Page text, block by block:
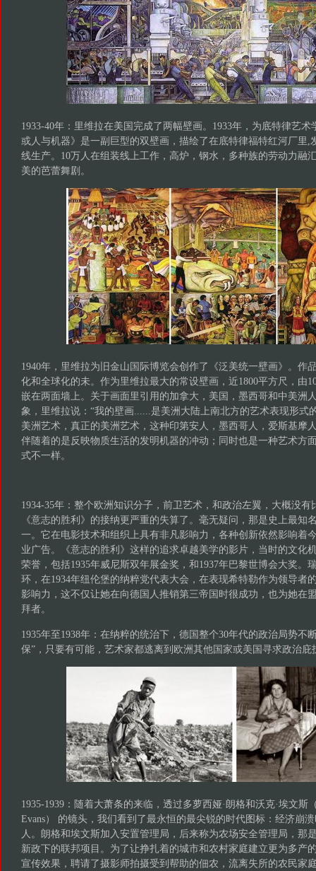
1933-40年：里维拉在美国完成了两幅壁画。1933年，为底特律艺
或人与机器》是一副巨型的双壁画，描绘了在底特律福特红河厂里,
线生产。10万人在组装线上工作，高炉，钢水，多种族的劳动力融
美的芭蕾舞剧。
1940年，里维拉为旧金山国际博览会创作了《泛美统一壁画》。作
化和全球化的未。作为里维拉最大的常设壁画，近1800平方尺，由
嵌在两面墙上。关于画面里引用的加拿大，美国，墨西哥和中美洲
象，里维拉说：“我的壁画......是美洲大陆上南北方的艺术表现形式
美洲艺术，真正的美洲艺术，这种印第安人，墨西哥人，爱斯基摩
伴随着的是反映物质生活的发明机器的冲动；同时也是一种艺术方
式不一样。
1934-35年：整个欧洲知识分子，前卫艺术，和政治左翼，大概没有
《意志的胜利》的接纳更严重的失算了。毫无疑问，那是史上最知
一。它在电影技术和组织上具有非凡影响力，各种创新依然影响着
业广告。《意志的胜利》这样的追求卓越美学的影片，当时的文化
荣誉，包括1935年威尼斯双年展金奖，和1937年巴黎世博会大奖。
环，在1934年纽伦堡的纳粹党代表大会，在表现希特勒作为领导者
影响力，这不仅让她在向德国人推销第三帝国时很成功，也为她在
拜者。
1935年至1938年：在纳粹的统治下，德国整个30年代的政治局势不
保”，只要有可能，艺术家都逃离到欧洲其他国家或美国寻求政治庇
1935-1939：随着大萧条的来临，透过多萝西娅·朗格和沃克·埃文斯
Evans） 的镜头，我们看到了最永恒的最尖锐的时代图标：经济崩
人。朗格和埃文斯加入安置管理局，后来称为农场安全管理局，那
新政下的联邦项目。为了让挣扎着的城市和农村家庭建立更为多产
宣传效果，聘请了摄影师拍摄受到帮助的佃农，流离失所的农民家